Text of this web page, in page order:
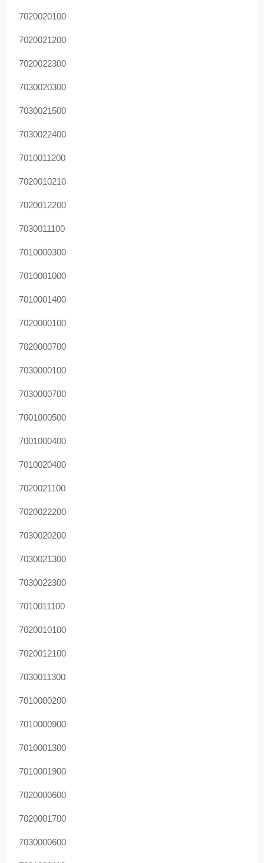
7020020100
7020021200
7020022300
7030020300
7030021500
7030022400
7010011200
7020010210
7020012200
7030011100
7010000300
7010001000
7010001400
7020000100
7020000700
7030000100
7030000700
7001000500
7001000400
7010020400
7020021100
7020022200
7030020200
7030021300
7030022300
7010011100
7020010100
7020012100
7030011300
7010000200
7010000900
7010001300
7010001900
7020000600
7020001700
7030000600